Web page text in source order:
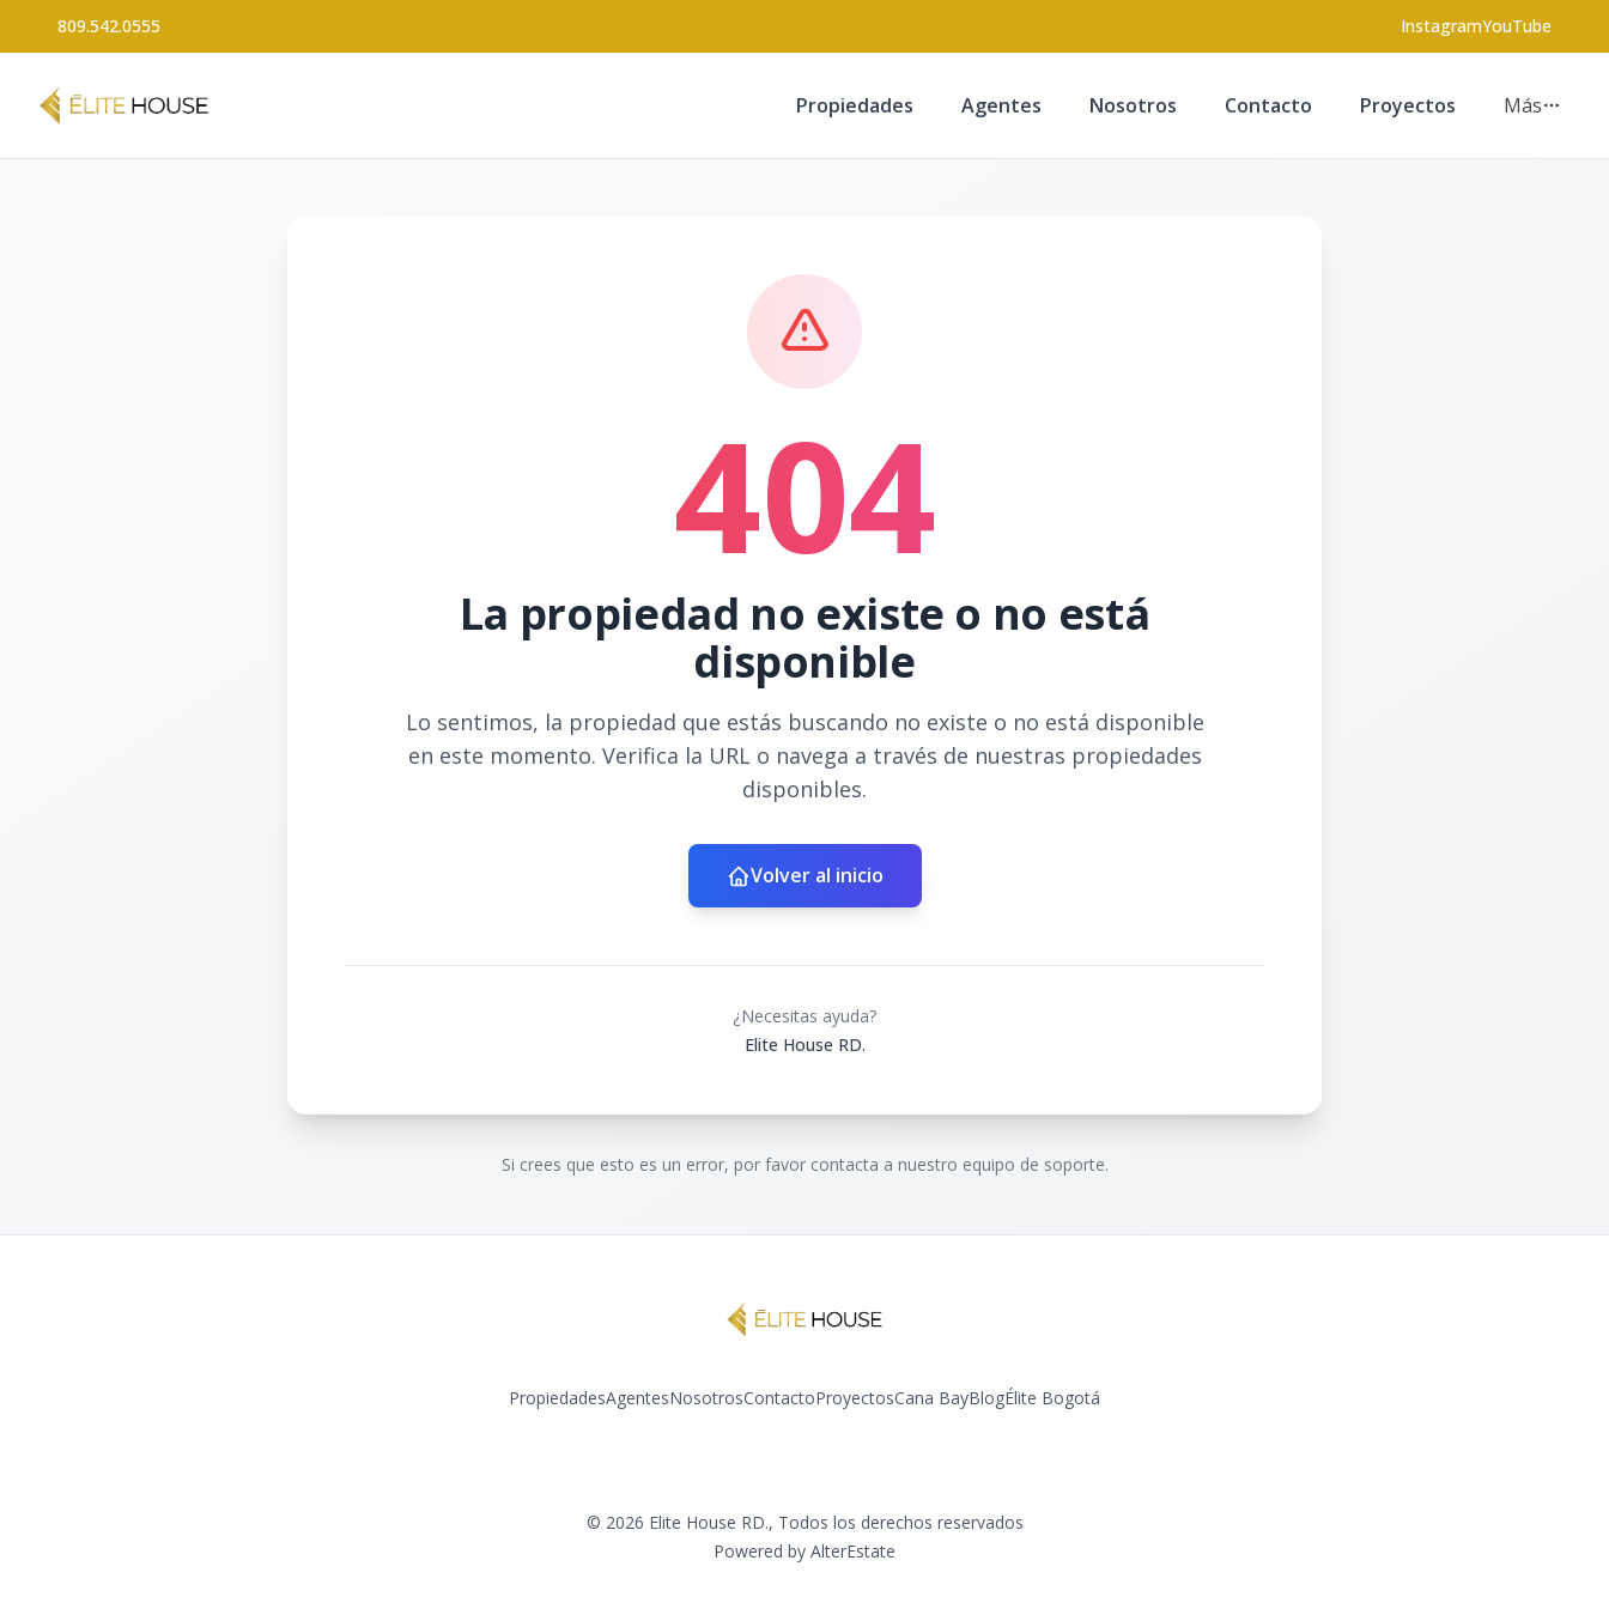
809.542.0555 InstagramYouTube
Propiedades Agentes Nosotros Contacto Proyectos Más
404
La propiedad no existe o no está
disponible
Lo sentimos, la propiedad que estás buscando no existe o no está disponible
en este momento. Verifica la URL o navega a través de nuestras propiedades
disponibles.
Volver al inicio
¿Necesitas ayuda?
Elite House RD.
Si crees que esto es un error, por favor contacta a nuestro equipo de soporte.
PropiedadesAgentesNosotrosContactoProyectosCana BayBlogÉlite Bogotá
© 2026 Elite House RD., Todos los derechos reservados
Powered by AlterEstate